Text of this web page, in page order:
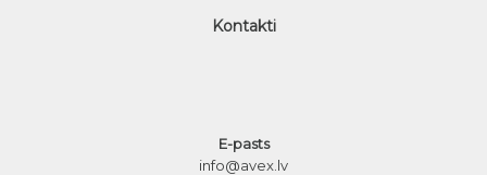
Kontakti
E-pasts
info@avex.lv